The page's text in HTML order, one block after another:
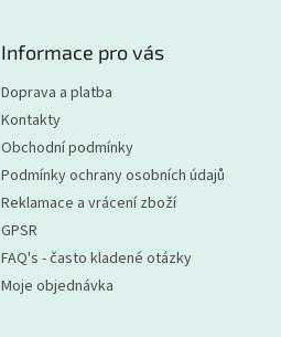
Informace pro vás
Doprava a platba
Kontakty
Obchodní podmínky
Podmínky ochrany osobních údajů
Reklamace a vrácení zboží
GPSR
FAQ's - často kladené otázky
Moje objednávka